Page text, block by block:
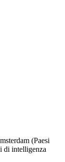
(Paesi
di intelligenza